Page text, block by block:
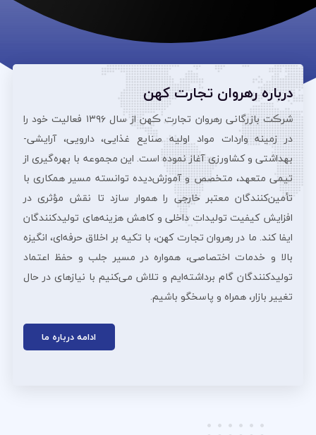
درباره رهروان تجارت کهن
شرڪت بازرگانی رهروان تجارت ڪهن از سال ۱۳۹۶ فعالیت خود را
در زمینه واردات مواد اولیه صنایع غذایی، دارویی، آرایشی‌-
بهداشتی و کشاورزی آغاز نموده است. این مجموعه با بهره‌گیری از
تیمی متعهد، متخصص و آموزش‌دیده توانسته مسیر همکاری با
تأمین‌کنندگان معتبر خارجی را هموار سازد تا نقش مؤثری در
افزایش کیفیت تولیدات داخلی و کاهش هزینه‌های تولیدکنندگان
ایفا کند. ما در رهروان تجارت کهن، با تکیه بر اخلاق حرفه‌ای، انگیزه
بالا و خدمات اختصاصی، همواره در مسیر جلب و حفظ اعتماد
تولیدکنندگان گام برداشته‌ایم و تلاش می‌کنیم با نیازهای در حال
تغییر بازار، همراه و پاسخگو باشیم.
ادامه درباره ما